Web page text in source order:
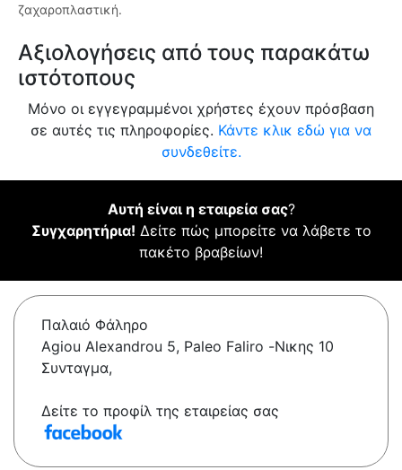
ζαχαροπλαστική.
Αξιολογήσεις από τους παρακάτω
ιστότοπους
Μόνο οι εγγεγραμμένοι χρήστες έχουν πρόσβαση
σε αυτές τις πληροφορίες. Κάντε κλικ εδώ για να
συνδεθείτε.
Αυτή είναι η εταιρεία σας?
Συγχαρητήρια! Δείτε πώς μπορείτε να λάβετε το
πακέτο βραβείων!
Παλαιό Φάληρο
Agiou Alexandrou 5, Paleo Faliro -Νικης 10
Συνταγμα,
Δείτε το προφίλ της εταιρείας σας